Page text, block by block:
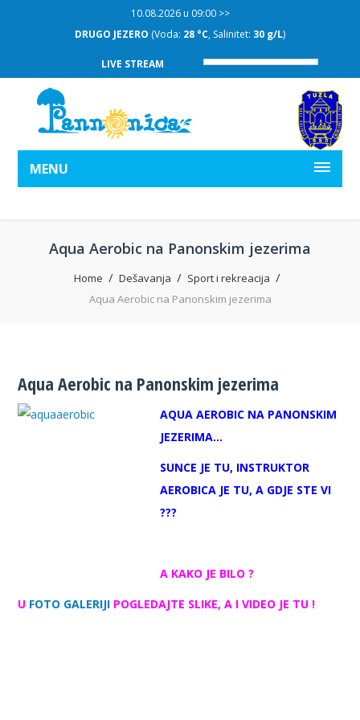
10.08.2026 u 09:00 >>
DRUGO JEZERO (Voda: 28 °C, Salinitet: 30 g/L)
LIVE STREAM
MENU
Aqua Aerobic na Panonskim jezerima
Home Dešavanja
Sport i rekreacija
Aqua Aerobic na Panonskim jezerima
Aqua Aerobic na Panonskim jezerima
AQUA AEROBIC NA PANONSKIM
JEZERIMA…
SUNCE JE TU, INSTRUKTOR
AEROBICA JE TU,A GDJE STE VI
???
A KAKO JE BILO ?
U FOTO GALERIJI POGLEDAJTE SLIKE, A I VIDEO JE TU !